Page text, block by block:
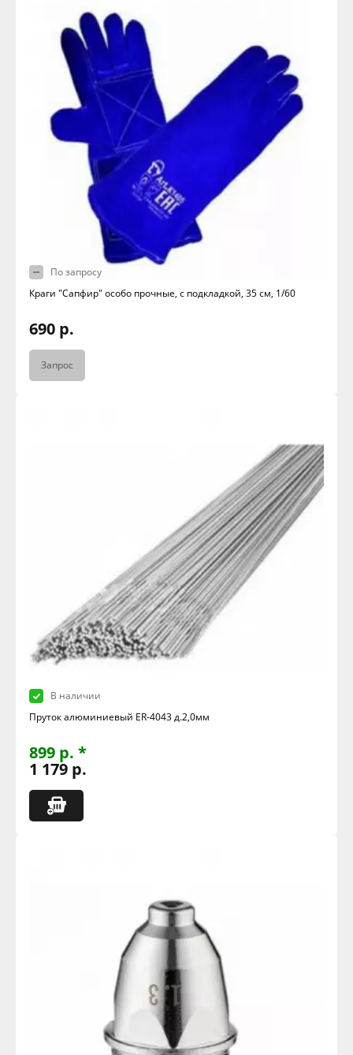
По запросу
Краги "Сапфир" особо прочные, с подкладкой, 35 см, 1/60
690 р.
Запрос
В наличии
Пруток алюминиевый ER-4043 д.2,0мм
899 р. *
1 179 р.